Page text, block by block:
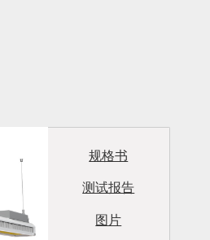
规格书
测试报告
图片